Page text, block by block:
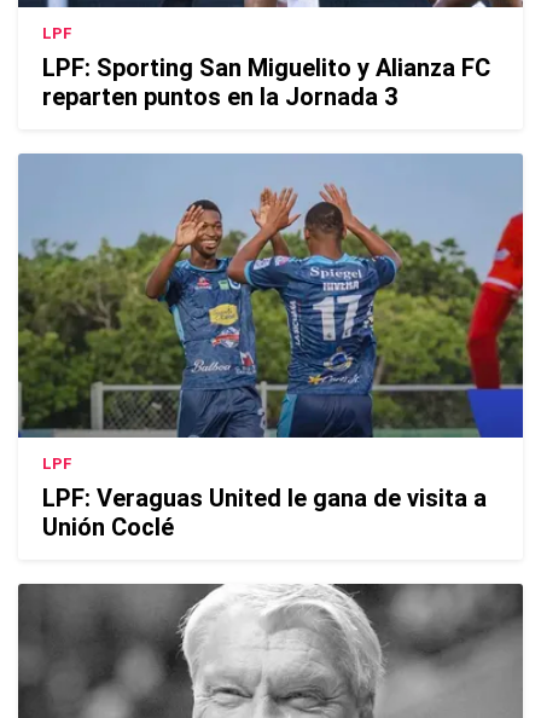
LPF
LPF: Sporting San Miguelito y Alianza FC
reparten puntos en la Jornada 3
LPF
LPF: Veraguas United le gana de visita a
Unión Coclé